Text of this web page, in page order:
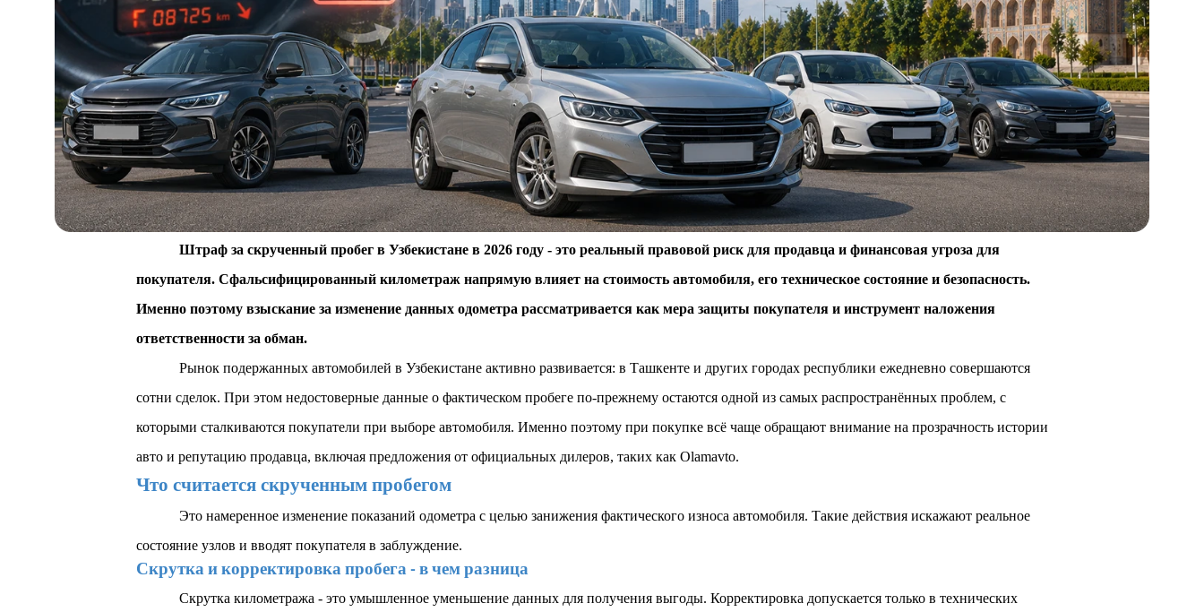
Штраф за скрученный пробег в Узбекистане в 2026 году - это реальный правовой риск для продавца и финансовая угроза для
покупателя. Сфальсифицированный километраж напрямую влияет на стоимость автомобиля, его техническое состояние и безопасность.
Именно поэтому взыскание за изменение данных одометра рассматривается как мера защиты покупателя и инструмент наложения
ответственности за обман.
Рынок подержанных автомобилей в Узбекистане активно развивается: в Ташкенте и других городах республики ежедневно совершаются
сотни сделок. При этом недостоверные данные о фактическом пробеге по-прежнему остаются одной из самых распространённых проблем, с
которыми сталкиваются покупатели при выборе автомобиля. Именно поэтому при покупке всё чаще обращают внимание на прозрачность истории
авто и репутацию продавца, включая предложения от официальных дилеров, таких как Olamavto.
Что считается скрученным пробегом
Это намеренное изменение показаний одометра с целью занижения фактического износа автомобиля. Такие действия искажают реальное
состояние узлов и вводят покупателя в заблуждение.
Скрутка и корректировка пробега - в чем разница
Скрутка километража - это умышленное уменьшение данных для получения выгоды. Корректировка допускается только в технических